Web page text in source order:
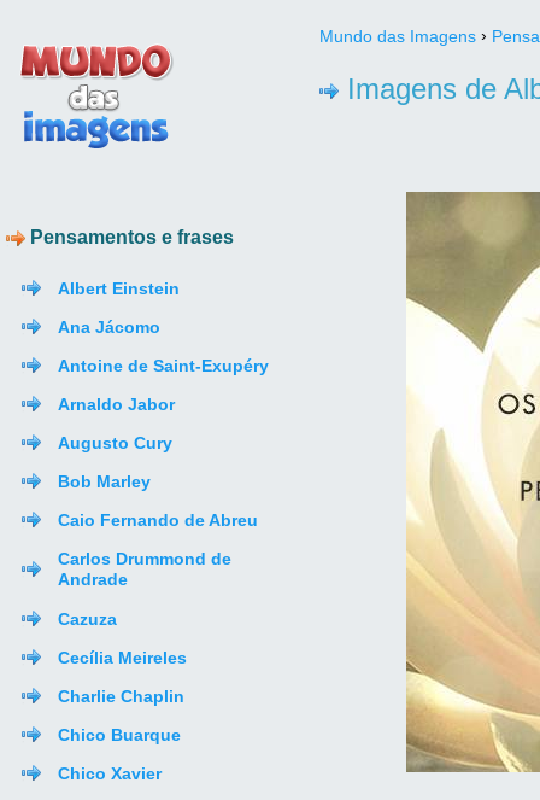
Pensamentos e frases
Albert Einstein
Ana Jácomo
Antoine de Saint-Exupéry
Arnaldo Jabor
Augusto Cury
Bob Marley
Caio Fernando de Abreu
Carlos Drummond de
Andrade
Cazuza
Cecília Meireles
Charlie Chaplin
Chico Buarque
Chico Xavier
Mundo das Imagens ›
Imagens de